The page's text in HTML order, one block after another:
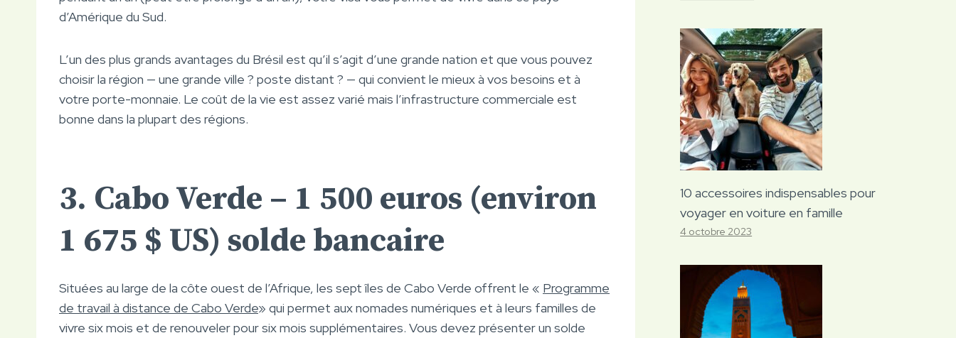
d’Amérique du Sud.
L’un des plus grands avantages du Brésil est qu’il s’agit d’une grande nation et que vous pouvez
choisir la région — une grande ville ? poste distant ? — qui convient le mieux à vos besoins et à
votre porte-monnaie. Le coût de la vie est assez varié mais l’infrastructure commerciale est
bonne dans la plupart des régions.
3. Cabo Verde – 1 500 euros (environ
1 675 $ US) solde bancaire
Situées au large de la côte ouest de l’Afrique, les sept îles de Cabo Verde offrent le « Programme
de travail à distance de Cabo Verde» qui permet aux nomades numériques et à leurs familles de
vivre six mois et de renouveler pour six mois supplémentaires. Vous devez présenter un solde
10 accessoires indispensables pour
voyager en voiture en famille
4 octobre 2023